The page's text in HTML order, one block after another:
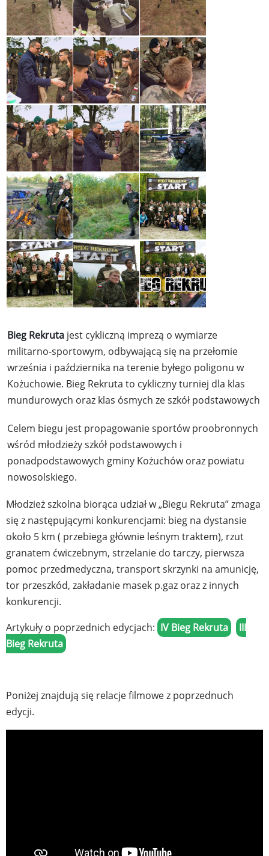
Bieg Rekruta jest cykliczną imprezą o wymiarze
militarno-sportowym, odbywającą się na przełomie
września i października na terenie byłego poligonu w
Kożuchowie. Bieg Rekruta to cykliczny turniej dla klas
mundurowych oraz klas ósmych ze szkół podstawowych
Celem biegu jest propagowanie sportów proobronnych
wśród młodzieży szkół podstawowych i
ponadpodstawowych gminy Kożuchów oraz powiatu
nowosolskiego.
Młodzież szkolna biorąca udział w „Biegu Rekruta” zmaga
się z następującymi konkurencjami: bieg na dystansie
około 5 km ( przebiega głównie leśnym traktem), rzut
granatem ćwiczebnym, strzelanie do tarczy, pierwsza
pomoc przedmedyczna, transport skrzynki na amunicję,
tor przeszkód, zakładanie masek p.gaz oraz z innych
konkurencji.
Artykuły o poprzednich edycjach: IV Bieg Rekruta
III
Bieg Rekruta
Poniżej znajdują się relacje filmowe z poprzednuch
edycji.